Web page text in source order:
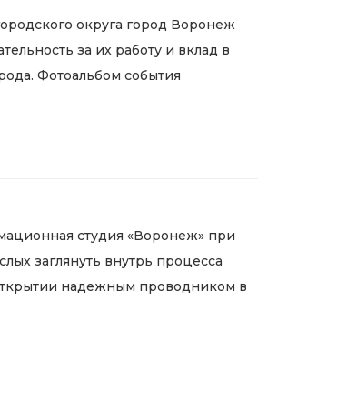
округа город Воронеж
за их работу и вклад в
Фотоальбом события
студия «Воронеж» при
заглянуть внутрь процесса
надежным проводником в